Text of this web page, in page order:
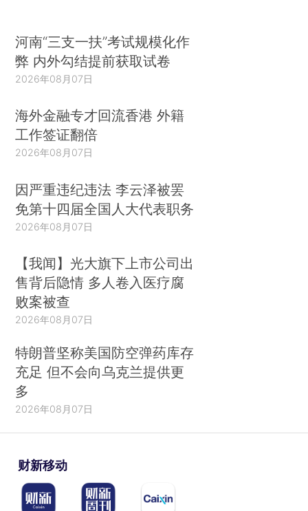
河南“三支一扶”考试规模化作
弊 内外勾结提前获取试卷
2026年08月07日
海外金融专才回流香港 外籍
工作签证翻倍
2026年08月07日
因严重违纪违法 李云泽被罢
免第十四届全国人大代表职务
2026年08月07日
【我闻】光大旗下上市公司出
售背后隐情 多人卷入医疗腐
败案被查
2026年08月07日
特朗普坚称美国防空弹药库存
充足 但不会向乌克兰提供更
多
2026年08月07日
财新移动